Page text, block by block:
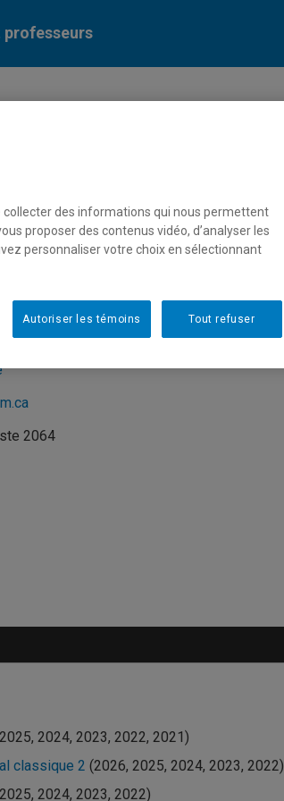
professeurs
2064
2024, 2023, 2022, 2021)
classique 2 (2026, 2025, 2024, 2023, 2022)
2024, 2023, 2022)
collecter des informations qui nous permettent
proposer des contenus vidéo, d’analyser les
personnaliser votre choix en sélectionnant
Tout refuser
Autoriser les témoins